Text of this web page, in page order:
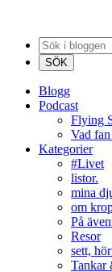
Blogg
Podcast
Flying
Vad
Kategorier
#Livet
listor.
mina
om
På
Resor
sett,
Tankar